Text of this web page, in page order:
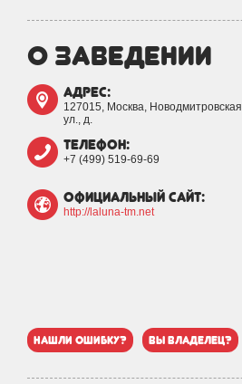
о заведении
адрес:
127015, Москва, Новодмитровская
ул., д.
телефон:
+7 (499) 519-69-69
официальный сайт:
http://laluna-tm.net
нашли ошибку? вы владелец?